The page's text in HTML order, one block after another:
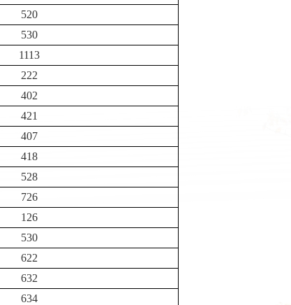
520
530
1113
222
402
421
407
418
528
726
126
530
622
632
634